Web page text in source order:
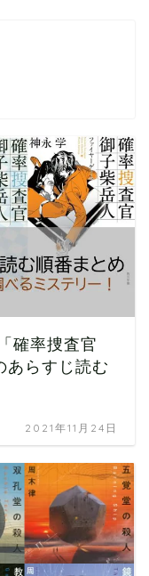
確率捜査官
あらすじ読む
2021年11月24日